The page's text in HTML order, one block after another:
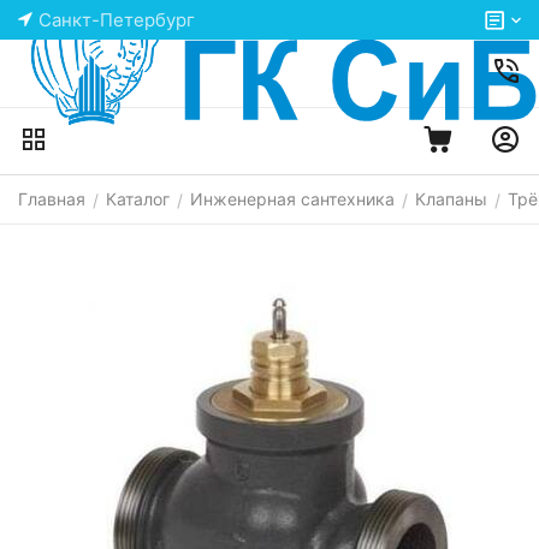
Санкт-Петербург
Главная / Каталог / Инженерная сантехника / Клапаны /